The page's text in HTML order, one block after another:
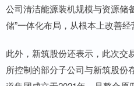
公司清洁能源装机规模与资源储
储”一体化布局，从根本上改善经
此外，新筑股份还表示，此次交
所控制的部分子公司与新筑股份